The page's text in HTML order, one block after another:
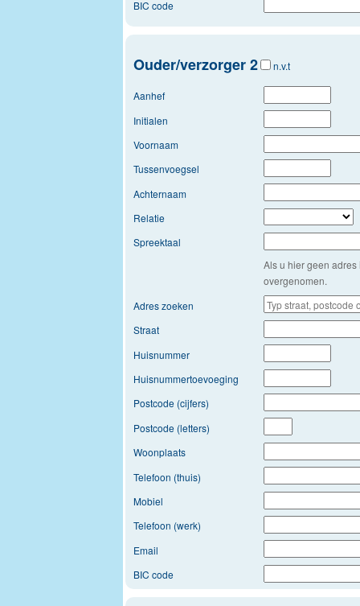
BIC code
Ouder/verzorger 2 n.v.t
Aanhef
Initialen
Voornaam
Tussenvoegsel
Achternaam
Relatie
Spreektaal
Als u hier geen
overgenomen.
Adres zoeken
Straat
Huisnummer
Huisnummertoevoeging
Postcode (cijfers)
Postcode (letters)
Woonplaats
Telefoon (thuis)
Mobiel
Telefoon (werk)
Email
BIC code